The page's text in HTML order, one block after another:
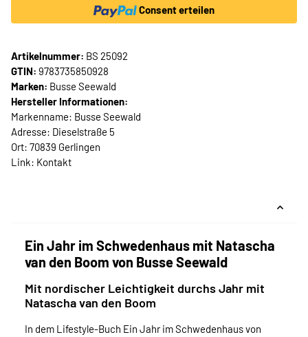
Consent erteilen
Artikelnummer: BS 25092
GTIN: 9783735850928
Marken: Busse Seewald
Hersteller Informationen:
Markenname: Busse Seewald
Adresse: Dieselstraße 5
Ort: 70839 Gerlingen
Link: Kontakt
Ein Jahr im Schwedenhaus mit Natascha
van den Boom von Busse Seewald
Mit nordischer Leichtigkeit durchs Jahr mit
Natascha van den Boom
In dem Lifestyle-Buch Ein Jahr im Schwedenhaus von